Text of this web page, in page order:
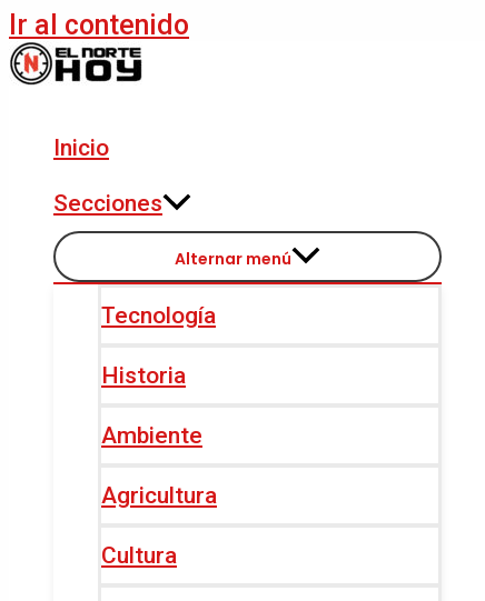
Ir al contenido
Inicio
Secciones
Alternar menú
Tecnología
Historia
Ambiente
Agricultura
Cultura